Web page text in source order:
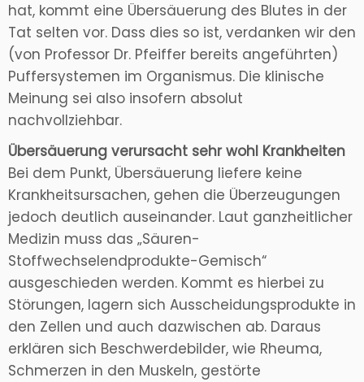
hat, kommt eine Übersäuerung des Blutes in der
Tat selten vor. Dass dies so ist, verdanken wir den
(von Professor Dr. Pfeiffer bereits angeführten)
Puffersystemen im Organismus. Die klinische
Meinung sei also insofern absolut
nachvollziehbar.
Übersäuerung verursacht sehr wohl Krankheiten
Bei dem Punkt, Übersäuerung liefere keine
Krankheitsursachen, gehen die Überzeugungen
jedoch deutlich auseinander. Laut ganzheitlicher
Medizin muss das „Säuren-
Stoffwechselendprodukte-Gemisch“
ausgeschieden werden. Kommt es hierbei zu
Störungen, lagern sich Ausscheidungsprodukte in
den Zellen und auch dazwischen ab. Daraus
erklären sich Beschwerdebilder, wie Rheuma,
Schmerzen in den Muskeln, gestörte